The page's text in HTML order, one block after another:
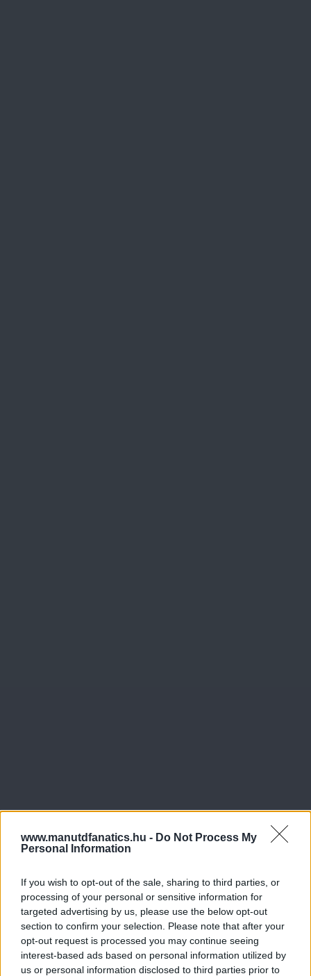
www.manutdfanatics.hu - Do Not Process My
Personal Information
If you wish to opt-out of the sale, sharing to third parties, or
processing of your personal or sensitive information for
targeted advertising by us, please use the below opt-out
section to confirm your selection. Please note that after your
opt-out request is processed you may continue seeing
interest-based ads based on personal information utilized by
us or personal information disclosed to third parties prior to